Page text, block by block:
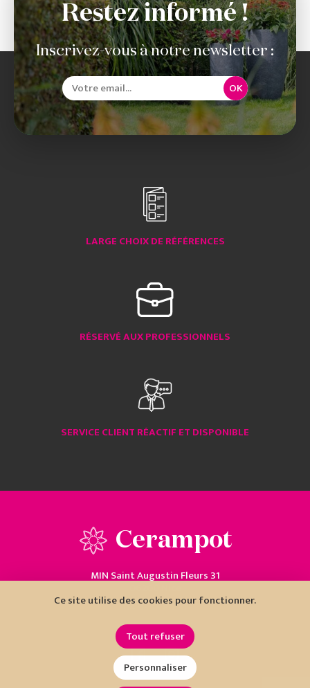
Restez informé !
Inscrivez-vous à notre newsletter :
OK
LARGE CHOIX DE RÉFÉRENCES
RÉSERVÉ AUX PROFESSIONNELS
SERVICE CLIENT RÉACTIF ET DISPONIBLE
Cerampot
MIN Saint Augustin Fleurs 31
04 93 18 80 10
Ce site utilise des cookies pour fonctionner.
Tout refuser
Personnaliser